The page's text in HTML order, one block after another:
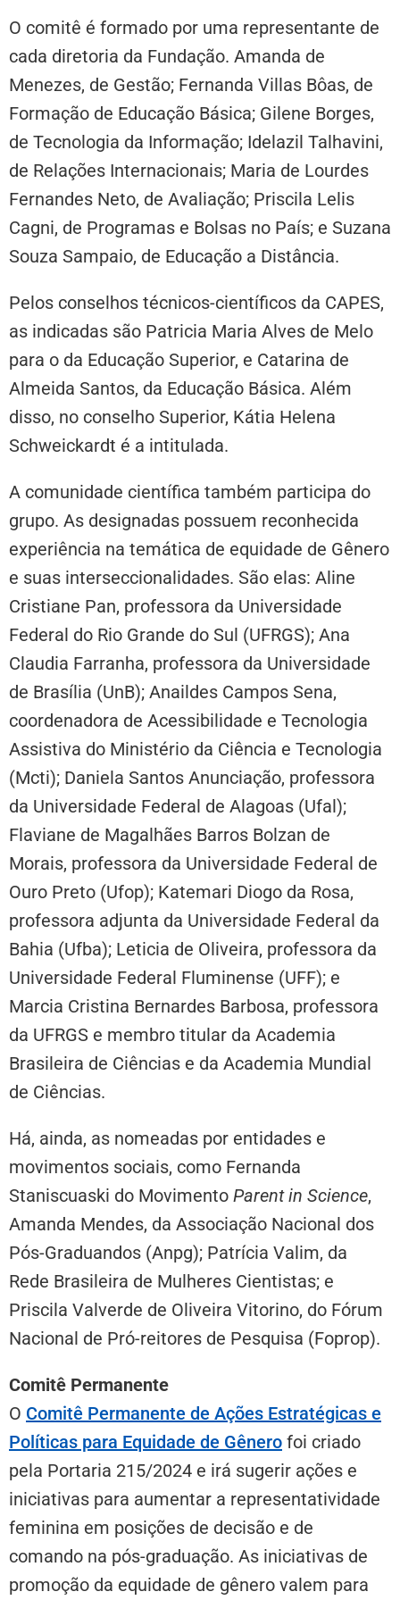
O comitê é formado por uma representante de
cada diretoria da Fundação. Amanda de
Menezes, de Gestão; Fernanda Villas Bôas, de
Formação de Educação Básica; Gilene Borges,
de Tecnologia da Informação; Idelazil Talhavini,
de Relações Internacionais; Maria de Lourdes
Fernandes Neto, de Avaliação; Priscila Lelis
Cagni, de Programas e Bolsas no País; e Suzana
Souza Sampaio, de Educação a Distância.
Pelos conselhos técnicos-científicos da CAPES,
as indicadas são Patricia Maria Alves de Melo
para o da Educação Superior, e Catarina de
Almeida Santos, da Educação Básica. Além
disso, no conselho Superior, Kátia Helena
Schweickardt é a intitulada.
A comunidade científica também participa do
grupo. As designadas possuem reconhecida
experiência na temática de equidade de Gênero
e suas interseccionalidades. São elas: Aline
Cristiane Pan, professora da Universidade
Federal do Rio Grande do Sul (UFRGS); Ana
Claudia Farranha, professora da Universidade
de Brasília (UnB); Anaildes Campos Sena,
coordenadora de Acessibilidade e Tecnologia
Assistiva do Ministério da Ciência e Tecnologia
(Mcti); Daniela Santos Anunciação, professora
da Universidade Federal de Alagoas (Ufal);
Flaviane de Magalhães Barros Bolzan de
Morais, professora da Universidade Federal de
Ouro Preto (Ufop); Katemari Diogo da Rosa,
professora adjunta da Universidade Federal da
Bahia (Ufba); Leticia de Oliveira, professora da
Universidade Federal Fluminense (UFF); e
Marcia Cristina Bernardes Barbosa, professora
da UFRGS e membro titular da Academia
Brasileira de Ciências e da Academia Mundial
de Ciências.
Há, ainda, as nomeadas por entidades e
movimentos sociais, como Fernanda
Staniscuaski do Movimento Parent in Science,
Amanda Mendes, da Associação Nacional dos
Pós-Graduandos (Anpg); Patrícia Valim, da
Rede Brasileira de Mulheres Cientistas; e
Priscila Valverde de Oliveira Vitorino, do Fórum
Nacional de Pró-reitores de Pesquisa (Foprop).
Comitê Permanente
O Comitê Permanente de Ações Estratégicas e
Políticas para Equidade de Gênero foi criado
pela Portaria 215/2024 e irá sugerir ações e
iniciativas para aumentar a representatividade
feminina em posições de decisão e de
comando na pós-graduação. As iniciativas de
promoção da equidade de gênero valem para